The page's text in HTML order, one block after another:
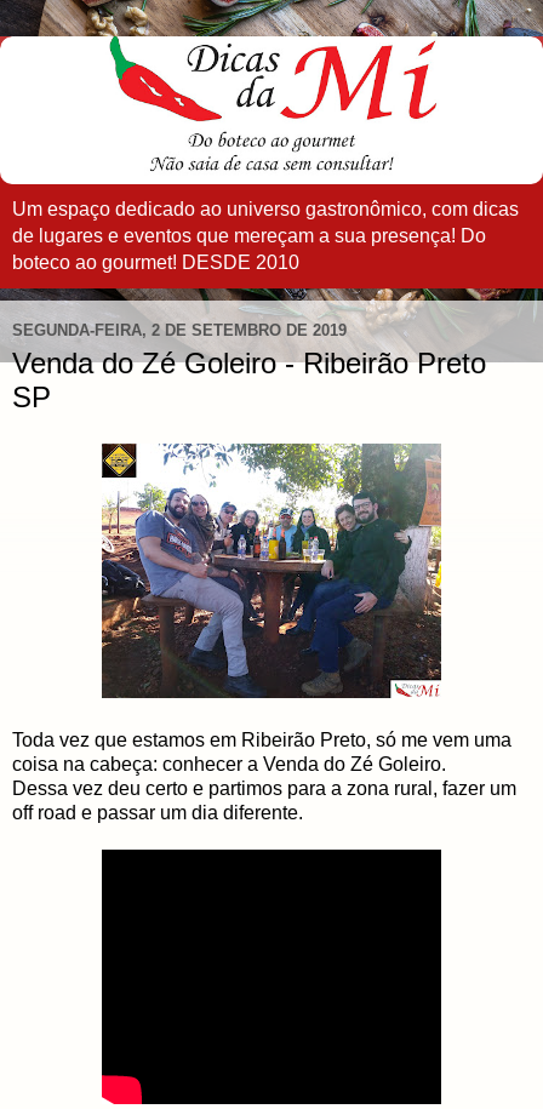
Um espaço dedicado ao universo gastronômico, com dicas
de lugares e eventos que mereçam a sua presença! Do
boteco ao gourmet! DESDE 2010
SEGUNDA-FEIRA, 2 DE SETEMBRO DE 2019
Venda do Zé Goleiro - Ribeirão Preto
SP
Toda vez que estamos em Ribeirão Preto, só me vem uma
coisa na cabeça: conhecer a Venda do Zé Goleiro.
Dessa vez deu certo e partimos para a zona rural, fazer um
off road e passar um dia diferente.